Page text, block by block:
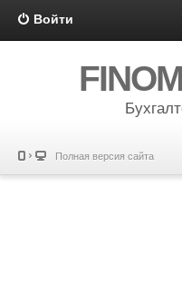
Войти
Полная версия сайта